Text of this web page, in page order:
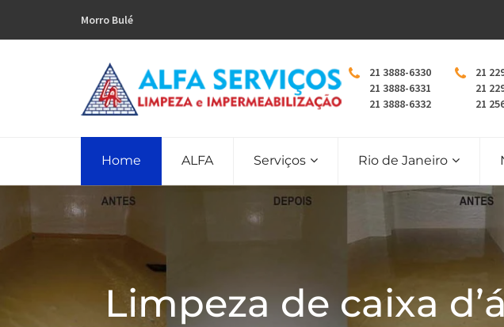
Morro Bulé
21 3888-6330
21 3888-6331
21 3888-6332
21
21
21
Home ALFA Serviços Rio de Janeiro
Limpeza de caixa